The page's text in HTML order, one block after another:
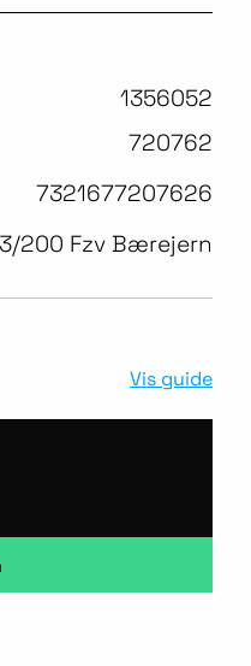
1356052
720762
7321677207626
3/200 Fzv Bærejern
Vis guide